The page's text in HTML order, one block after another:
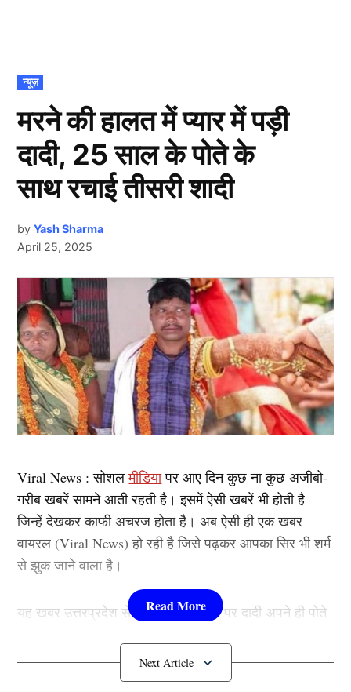
POSTED
IN
न्यूज़
मरने की हालत में प्यार में पड़ी
दादी, 25 साल के पोते के
साथ रचाई तीसरी शादी
by Yash Sharma
April 25, 2025
Viral News : सोशलमीडियापर आए दिन कुछ ना कुछ अजीबो-
गरीब खबरें सामने आती रहती है। इसमें ऐसी खबरें भी होती है
जिन्हें देखकर काफी अचरज होता है। अब ऐसी ही एक खबर
वायरल (Viral News) हो रही है जिसे पढ़कर आपका सिर भी शर्म
से झुक जाने वाला है।
यह खबर उत्तरप्रदेश से सामने आई है जहां पर दादी अपने ही पोते
तार-तार होने के मंजर को साफ़ तौर पर देखा जा सकता है।